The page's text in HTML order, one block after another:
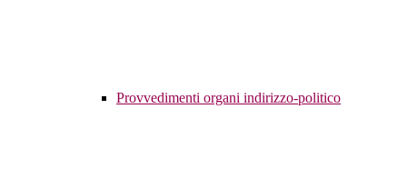
Provvedimenti organi indirizzo-politico